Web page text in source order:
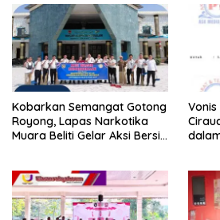
Kobarkan Semangat Gotong
Royong, Lapas Narkotika
Muara Beliti Gelar Aksi Bersih